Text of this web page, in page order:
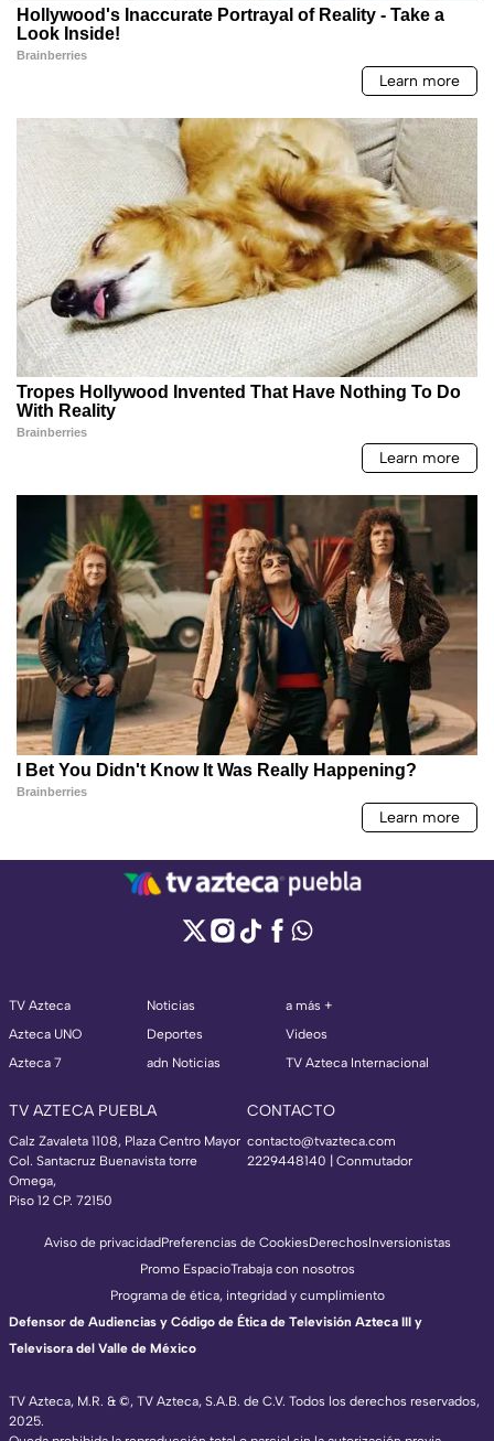
TV Azteca
Azteca UNO
Azteca 7
Noticias
Deportes
adn Noticias
a más +
Videos
TV Azteca Internacional
TV AZTECA PUEBLA
Calz Zavaleta 1108, Plaza Centro Mayor
Col. Santacruz Buenavista torre
Omega,
Piso 12 CP. 72150
CONTACTO
contacto@tvazteca.com
2229448140 | Conmutador
TV Azteca, M.R. & ©, TV Azteca, S.A.B. de C.V. Todos los derechos reservados,
2025.
Aviso de privacidadPreferencias de CookiesDerechosInversionistas
Promo EspacioTrabaja con nosotros
Programa de ética, integridad y cumplimiento
Defensor de Audiencias y Código de Ética de Televisión Azteca III y
Televisora del Valle de México